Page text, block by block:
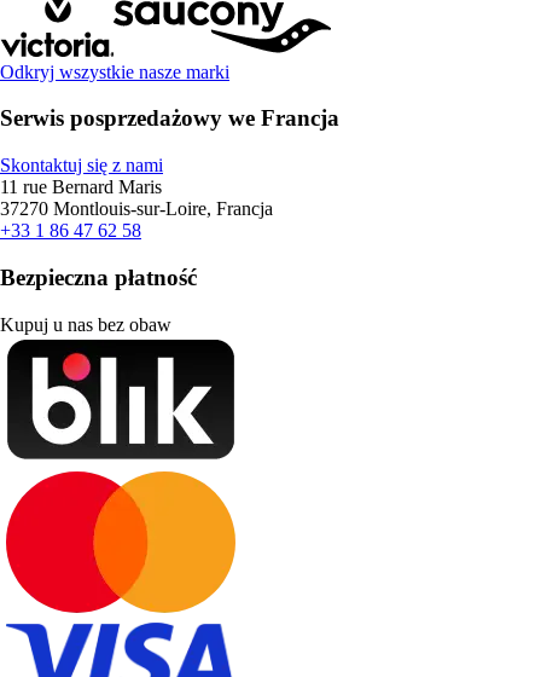
Odkryj wszystkie nasze marki
Serwis posprzedażowy we Francja
Skontaktuj się z nami
11 rue Bernard Maris
37270 Montlouis-sur-Loire, Francja
+33 1 86 47 62 58
Bezpieczna płatność
Kupuj u nas bez obaw